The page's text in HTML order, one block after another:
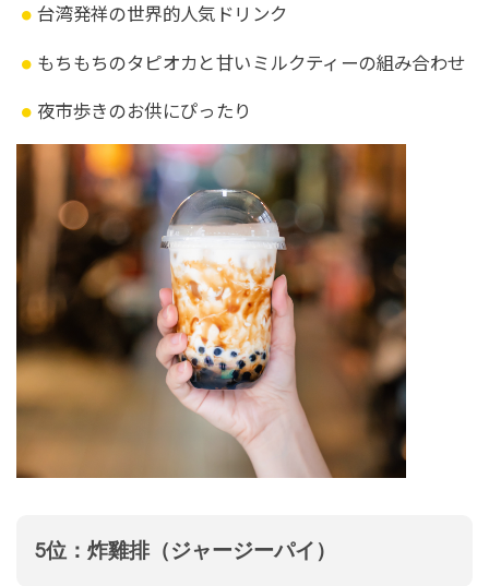
台湾発祥の世界的人気ドリンク
もちもちのタピオカと甘いミルクティーの組み合わせ
夜市歩きのお供にぴったり
5位：炸雞排（ジャージーパイ）